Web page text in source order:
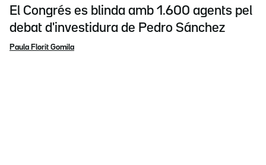
El Congrés es blinda amb 1.600 agents pel
debat d'investidura de Pedro Sánchez
Paula Florit Gomila